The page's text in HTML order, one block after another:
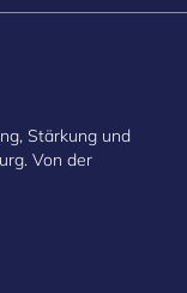
Stärkung und
Von der